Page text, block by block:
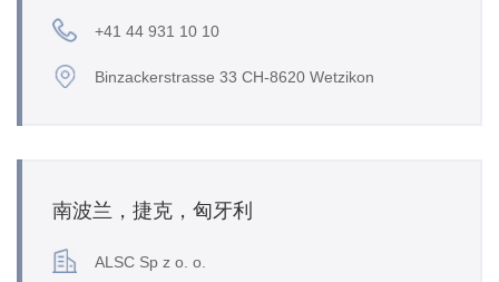
+41 44 931 10 10
Binzackerstrasse 33 CH-8620 Wetzikon
南波兰，捷克，匈牙利
ALSC Sp z o. o.